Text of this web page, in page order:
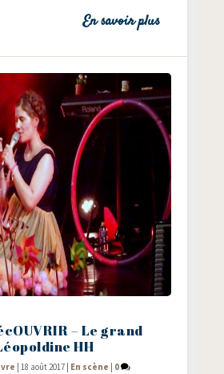
En savoir plus
– Le grand
HH
|18 août 2017 En scène 0